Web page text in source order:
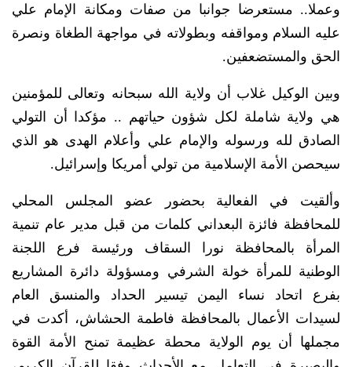
وعملا.. مستعرضا جوانبا من صفات ومكانة الإمام علي
عليه السلام ومواقفه وبطولاته في مواجهة الطغاة ونصرة
الحق والمستضعفين.
وبين الوكيل غلاب أن ولاية الله سبحانه وتعالى للمؤمنين
هي ولاية شاملة لكل شؤون حياتهم .. مؤكدا أن التولي
الصادق لله ورسوله والإمام علي وأعلام الهدى هو الذي
سيحصن الأمة الإسلامية من تولي أمريكا وإسرائيل.
وألقيت في الفعالية بحضور عضو المجلس المحلي
للمحافظة فائزة البعداني كلمات من قبل مدير عام تنمية
المرأة بالمحافظة نورا السقاف ورئيسة فرع اللجنة
الوطنية للمرأة خولة الشرفي ومسؤولة دائرة المشاريع
بفرع اتحاد نساء اليمن تيسير الحداد والمنسق العام
لسيدات الأعمال بالمحافظة فاطمة الحشاش، أكدت في
مجملها أن يوم الولاية محطة عظيمة تمنح الأمة القوة